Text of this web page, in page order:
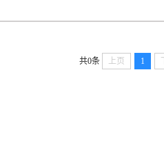
共0条 上页 1